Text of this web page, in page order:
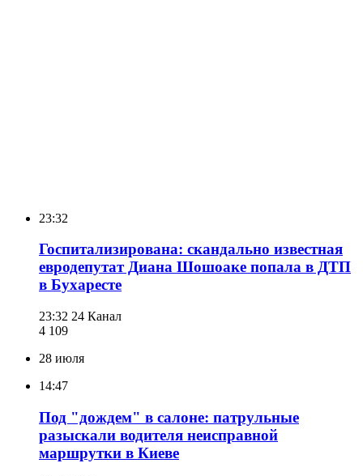
23:32
Госпитализирована: скандально известная
евродепутат Диана Шошоаке попала в ДТП
в Бухаресте
23:32 24 Канал
4 109
28 июля
14:47
Под "дождем" в салоне: патрульные
разыскали водителя неисправной
маршрутки в Киеве